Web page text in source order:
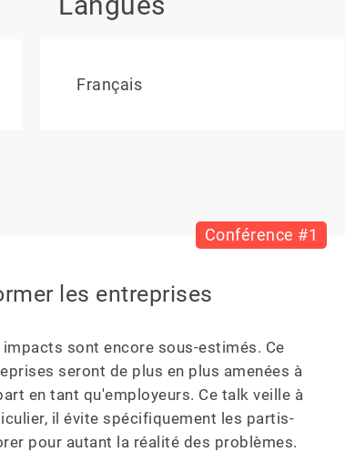
Français
Conférence #1
les entreprises
sont encore sous-estimés. Ce
seront de plus en plus amenées à
en tant qu'employeurs. Ce talk veille à
il évite spécifiquement les partis-
pour autant la réalité des problèmes.